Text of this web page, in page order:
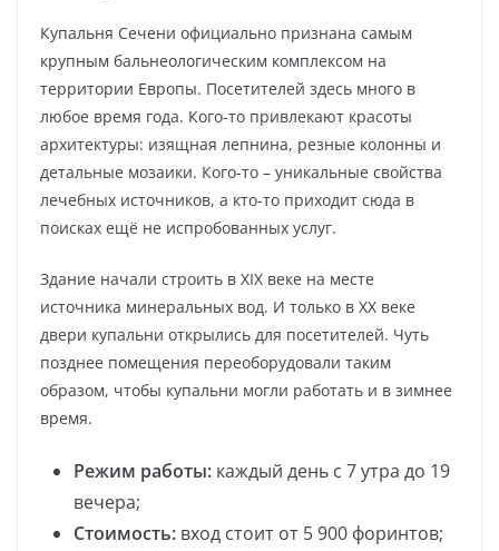
Купальня Сечени официально признана самым
крупным бальнеологическим комплексом на
территории Европы. Посетителей здесь много в
любое время года. Кого-то привлекают красоты
архитектуры: изящная лепнина, резные колонны и
детальные мозаики. Кого-то – уникальные свойства
лечебных источников, а кто-то приходит сюда в
поисках ещё не испробованных услуг.
Здание начали строить в XIX веке на месте
источника минеральных вод. И только в XX веке
двери купальни открылись для посетителей. Чуть
позднее помещения переоборудовали таким
образом, чтобы купальни могли работать и в зимнее
время.
Режим работы: каждый день с 7 утра до 19
вечера;
Стоимость: вход стоит от 5 900 форинтов;